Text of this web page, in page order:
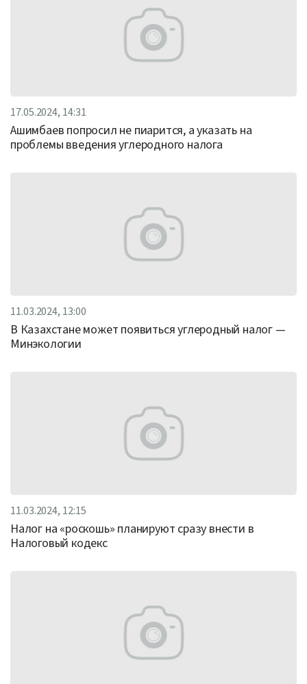
17.05.2024, 14:31
Ашимбаев попросил не пиарится, а указать на
проблемы введения углеродного налога
11.03.2024, 13:00
В Казахстане может появиться углеродный налог —
Минэкологии
11.03.2024, 12:15
Налог на «роскошь» планируют сразу внести в
Налоговый кодекс